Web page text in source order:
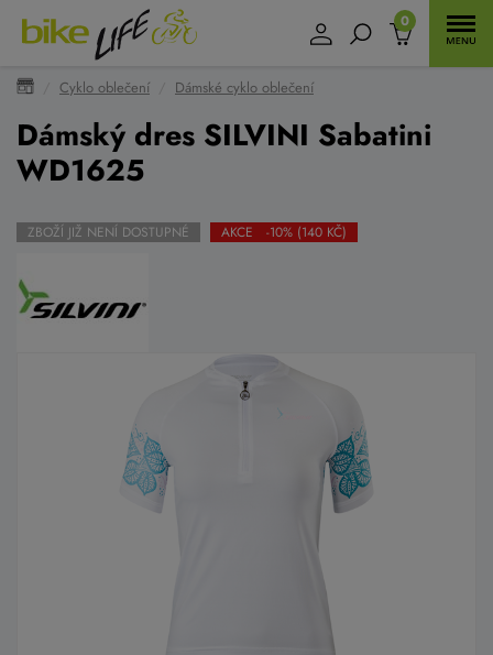
0
Cyklo oblečení Dámské cyklo oblečení
Dámský dres SILVINI Sabatini
WD1625
ZBOŽÍ JIŽ NENÍ DOSTUPNÉ AKCE -10% (140 KČ)